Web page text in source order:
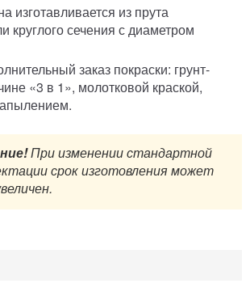
изготавливается из прута
круглого сечения с диаметром
заказ покраски: грунт-
«3 в 1», молотковой краской,
При изменении стандартной
срок изготовления может